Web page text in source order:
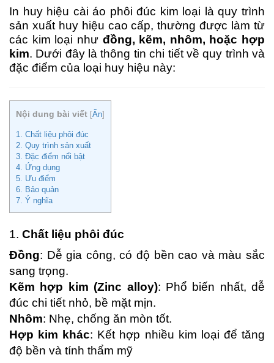
In huy hiệu cài áo phôi đúc kim loại là quy trình
sản xuất huy hiệu cao cấp, thường được làm từ
các kim loại như đồng, kẽm, nhôm, hoặc hợp
kim. Dưới đây là thông tin chi tiết về quy trình và
đặc điểm của loại huy hiệu này:
Nội dung bài viết [Ẩn]
1. Chất liệu phôi đúc
2. Quy trình sản xuất
3. Đặc điểm nổi bật
4. Ứng dụng
5. Ưu điểm
6. Bảo quản
7. Ý nghĩa
1. Chất liệu phôi đúc
Đồng: Dễ gia công, có độ bền cao và màu sắc
sang trọng.
Kẽm hợp kim (Zinc alloy): Phổ biến nhất, dễ
đúc chi tiết nhỏ, bề mặt mịn.
Nhôm: Nhẹ, chống ăn mòn tốt.
Hợp kim khác: Kết hợp nhiều kim loại để tăng
độ bền và tính thẩm mỹ